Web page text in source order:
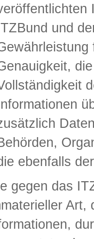
und
ebenfalls
gegen das